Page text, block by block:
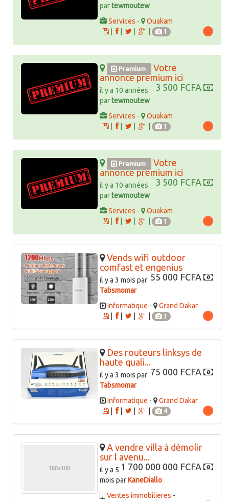
partewmoutew
Services -
Ouakam
|
1
Premium
Votre
annonce premium ici
3 500 FCFA
il y a 10 années
partewmoutew
Services -
Ouakam
|
1
Premium
Votre
annonce premium ici
3 500 FCFA
il y a 10 années
partewmoutew
Services -
Ouakam
|
1
Vends wifi outdoor
comfast et engenius
55 000 FCFA
il y a 3 mois par
Tabsmomar
Informatique -
Grand Dakar
|
3
Des routeurs linksys de
haute quali...
75 000 FCFA
il y a 3 mois par
Tabsmomar
Informatique -
Grand Dakar
|
4
A vendre villa à démolir
sur l avenu...
1 700 000 000 FCFA
il y a 5
mois parKaneDiallo
Ventes immobilieres -